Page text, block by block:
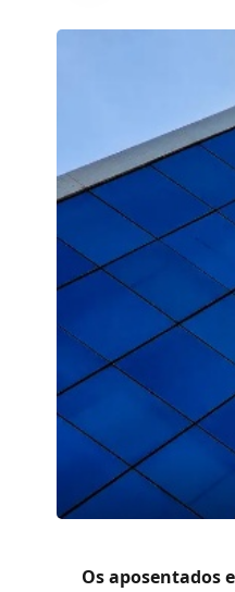
Os aposentados